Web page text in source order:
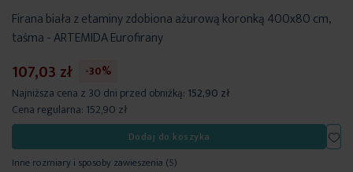
Firana biała z etaminy zdobiona ażurową koronką 400x80 cm,
taśma - ARTEMIDA Eurofirany
107,03 zł
-30%
Najniższa cena z 30 dni przed obniżką: 152,90 zł
Cena regularna: 152,90 zł
Dodaj do koszyka
Inne rozmiary i sposoby zawieszenia (5)